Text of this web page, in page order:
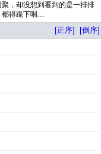
，却没想到看到的是一排排
都得跪下唱…
[正序] [倒序]